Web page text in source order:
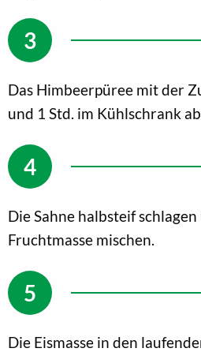
Das Himbeerpüree mit der
und 1 Std. im Kühlschrank
Die Sahne halbsteif
Fruchtmasse mischen.
Die Eismasse in den